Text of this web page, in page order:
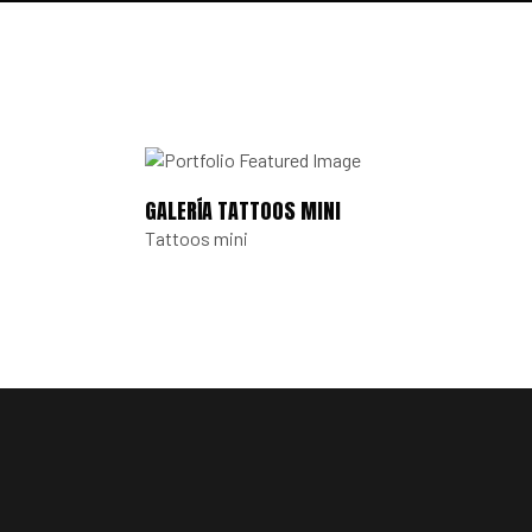
GALERÍA TATTOOS MINI
Tattoos mini